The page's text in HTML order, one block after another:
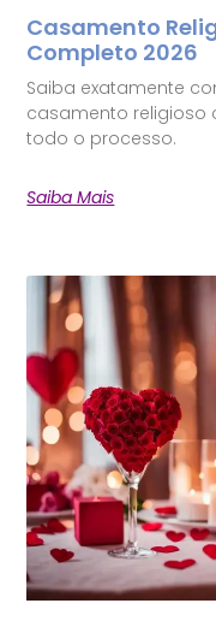
Casamento
Completo 2026
Saiba exatamente
casamento religioso
todo o processo.
Saiba Mais